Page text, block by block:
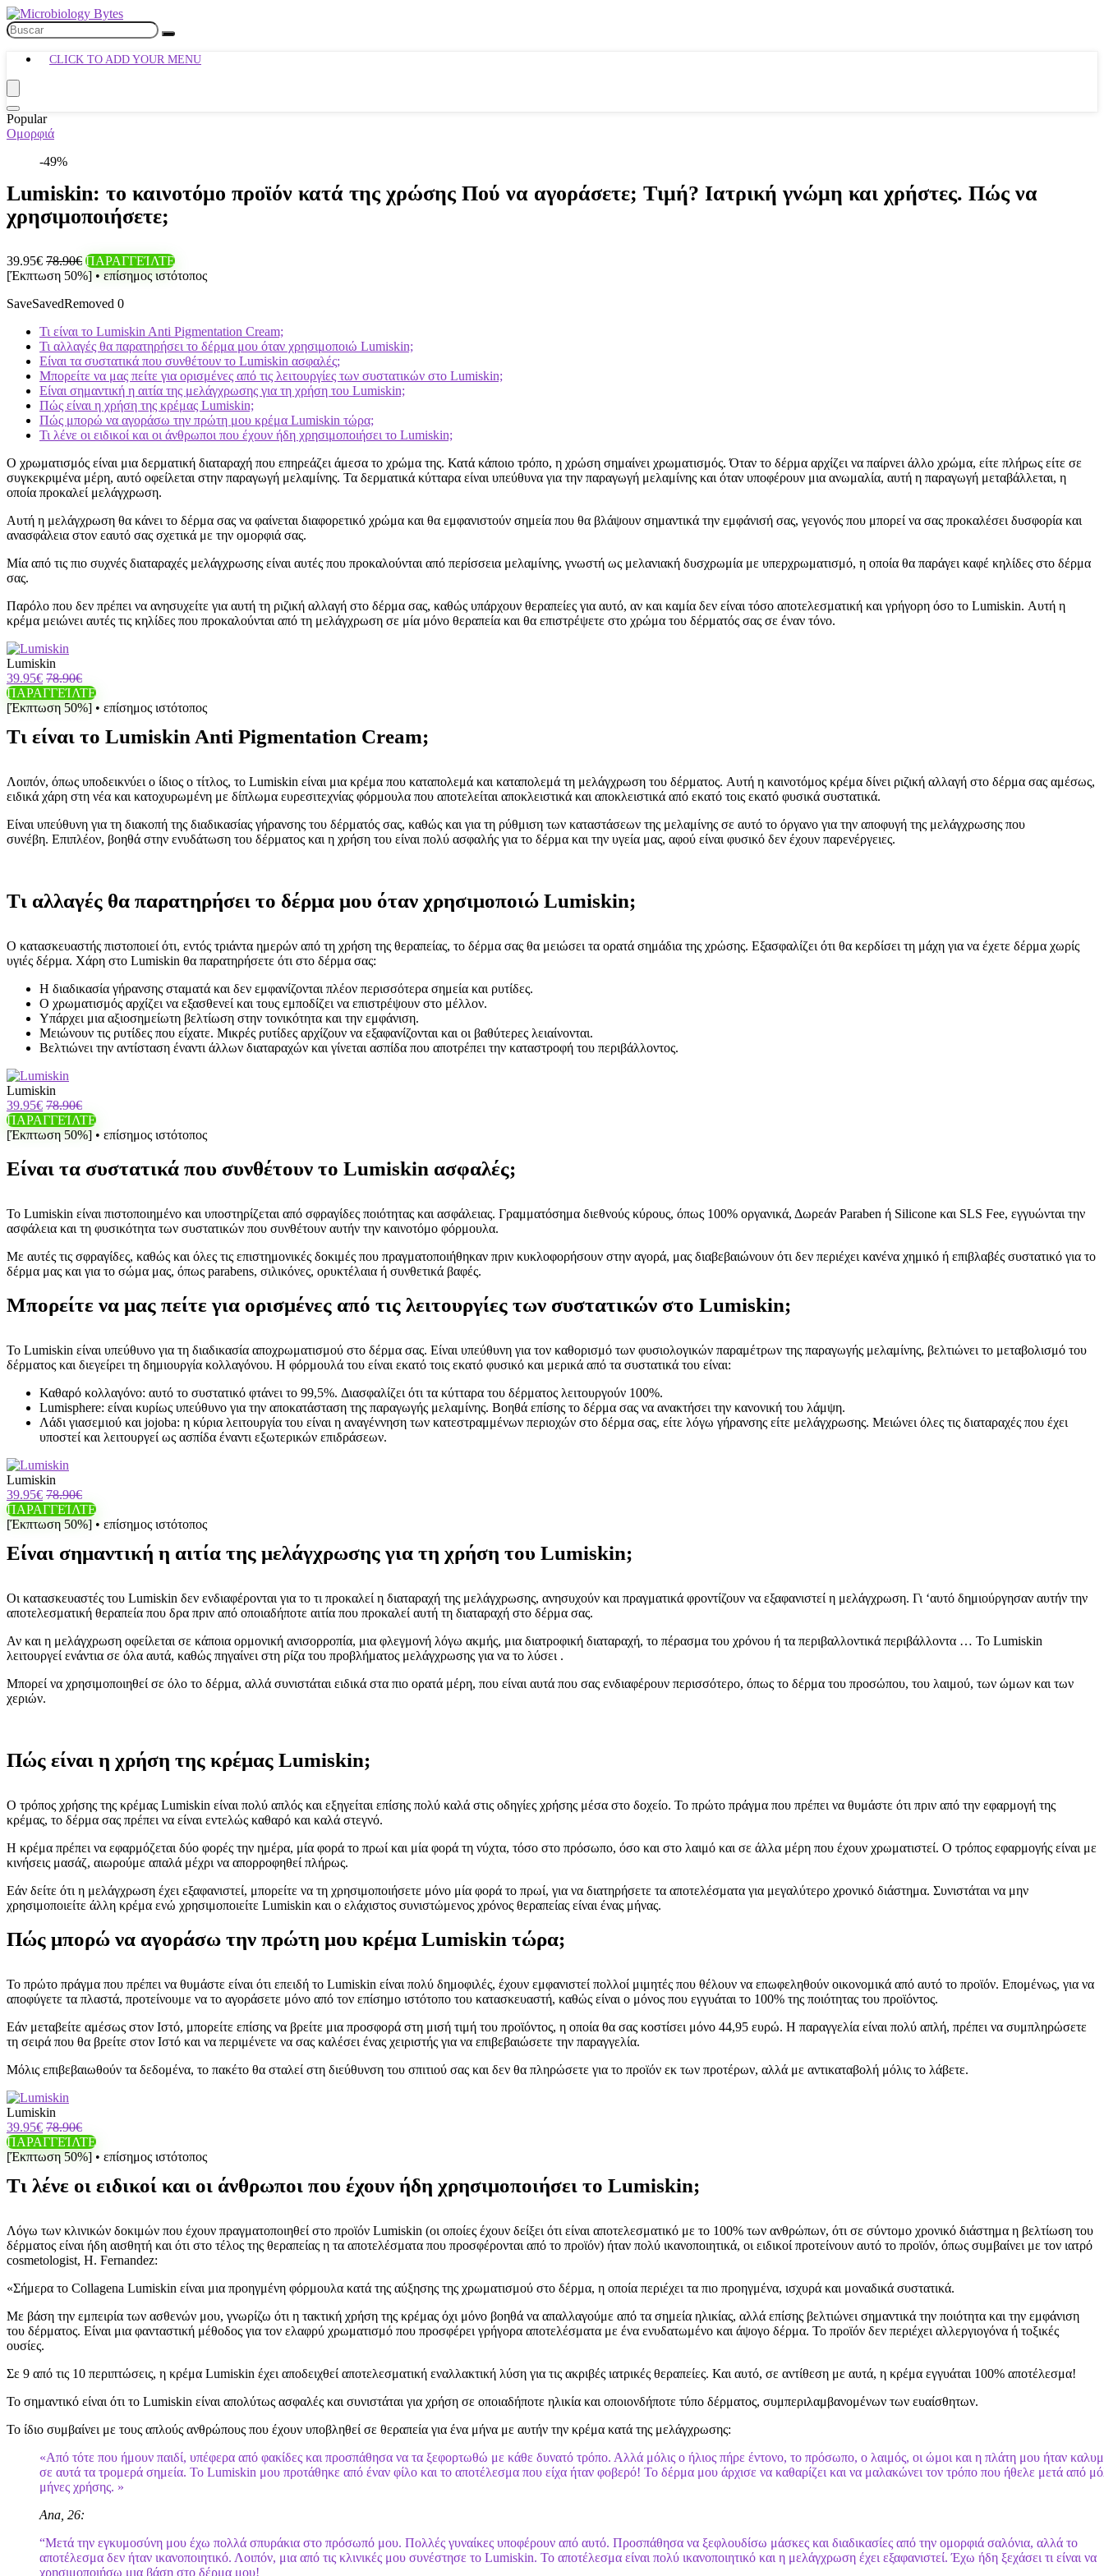
CLICK TO ADD YOUR MENU
Popular
Ομορφιά
-49%
Lumiskin: το καινοτόμο προϊόν κατά της χρώσης Πού να αγοράσετε; Τιμή? Ιατρική γνώμη και χρήστες. Πώς να
χρησιμοποιήσετε;
39.95€ 78.90€ ΠΑΡΑΓΓΕΊΛΤΕ
[Έκπτωση 50%] • επίσημος ιστότοπος
SaveSavedRemoved 0
Τι είναι το Lumiskin Anti Pigmentation Cream;
Τι αλλαγές θα παρατηρήσει το δέρμα μου όταν χρησιμοποιώ Lumiskin;
Είναι τα συστατικά που συνθέτουν το Lumiskin ασφαλές;
Μπορείτε να μας πείτε για ορισμένες από τις λειτουργίες των συστατικών στο Lumiskin;
Είναι σημαντική η αιτία της μελάγχρωσης για τη χρήση του Lumiskin;
Πώς είναι η χρήση της κρέμας Lumiskin;
Πώς μπορώ να αγοράσω την πρώτη μου κρέμα Lumiskin τώρα;
Τι λένε οι ειδικοί και οι άνθρωποι που έχουν ήδη χρησιμοποιήσει το Lumiskin;
Ο χρωματισμός είναι μια δερματική διαταραχή που επηρεάζει άμεσα το χρώμα της. Κατά κάποιο τρόπο, η χρώση σημαίνει χρωματισμός. Όταν το δέρμα αρχίζει να παίρνει άλλο χρώμα, είτε πλήρως είτε σε
συγκεκριμένα μέρη, αυτό οφείλεται στην παραγωγή μελαμίνης. Τα δερματικά κύτταρα είναι υπεύθυνα για την παραγωγή μελαμίνης και όταν υποφέρουν μια ανωμαλία, αυτή η παραγωγή μεταβάλλεται, η
οποία προκαλεί μελάγχρωση.
Αυτή η μελάγχρωση θα κάνει το δέρμα σας να φαίνεται διαφορετικό χρώμα και θα εμφανιστούν σημεία που θα βλάψουν σημαντικά την εμφάνισή σας, γεγονός που μπορεί να σας προκαλέσει δυσφορία και
ανασφάλεια στον εαυτό σας σχετικά με την ομορφιά σας.
Μία από τις πιο συχνές διαταραχές μελάγχρωσης είναι αυτές που προκαλούνται από περίσσεια μελαμίνης, γνωστή ως μελανιακή δυσχρωμία με υπερχρωματισμό, η οποία θα παράγει καφέ κηλίδες στο δέρμα
σας.
Παρόλο που δεν πρέπει να ανησυχείτε για αυτή τη ριζική αλλαγή στο δέρμα σας, καθώς υπάρχουν θεραπείες για αυτό, αν και καμία δεν είναι τόσο αποτελεσματική και γρήγορη όσο το Lumiskin. Αυτή η
κρέμα μειώνει αυτές τις κηλίδες που προκαλούνται από τη μελάγχρωση σε μία μόνο θεραπεία και θα επιστρέψετε στο χρώμα του δέρματός σας σε έναν τόνο.
Lumiskin
39.95€ 78.90€
ΠΑΡΑΓΓΕΊΛΤΕ
[Έκπτωση 50%] • επίσημος ιστότοπος
Τι είναι το Lumiskin Anti Pigmentation Cream;
Λοιπόν, όπως υποδεικνύει ο ίδιος ο τίτλος, το Lumiskin είναι μια κρέμα που καταπολεμά και καταπολεμά τη μελάγχρωση του δέρματος. Αυτή η καινοτόμος κρέμα δίνει ριζική αλλαγή στο δέρμα σας αμέσως,
ειδικά χάρη στη νέα και κατοχυρωμένη με δίπλωμα ευρεσιτεχνίας φόρμουλα που αποτελείται αποκλειστικά και αποκλειστικά από εκατό τοις εκατό φυσικά συστατικά.
Είναι υπεύθυνη για τη διακοπή της διαδικασίας γήρανσης του δέρματός σας, καθώς και για τη ρύθμιση των καταστάσεων της μελαμίνης σε αυτό το όργανο για την αποφυγή της μελάγχρωσης που
συνέβη. Επιπλέον, βοηθά στην ενυδάτωση του δέρματος και η χρήση του είναι πολύ ασφαλής για το δέρμα και την υγεία μας, αφού είναι φυσικό δεν έχουν παρενέργειες.
Τι αλλαγές θα παρατηρήσει το δέρμα μου όταν χρησιμοποιώ Lumiskin;
Ο κατασκευαστής πιστοποιεί ότι, εντός τριάντα ημερών από τη χρήση της θεραπείας, το δέρμα σας θα μειώσει τα ορατά σημάδια της χρώσης. Εξασφαλίζει ότι θα κερδίσει τη μάχη για να έχετε δέρμα χωρίς
υγιές δέρμα. Χάρη στο Lumiskin θα παρατηρήσετε ότι στο δέρμα σας:
Η διαδικασία γήρανσης σταματά και δεν εμφανίζονται πλέον περισσότερα σημεία και ρυτίδες.
Ο χρωματισμός αρχίζει να εξασθενεί και τους εμποδίζει να επιστρέψουν στο μέλλον.
Υπάρχει μια αξιοσημείωτη βελτίωση στην τονικότητα και την εμφάνιση.
Μειώνουν τις ρυτίδες που είχατε. Μικρές ρυτίδες αρχίζουν να εξαφανίζονται και οι βαθύτερες λειαίνονται.
Βελτιώνει την αντίσταση έναντι άλλων διαταραχών και γίνεται ασπίδα που αποτρέπει την καταστροφή του περιβάλλοντος.
Lumiskin
39.95€ 78.90€
ΠΑΡΑΓΓΕΊΛΤΕ
[Έκπτωση 50%] • επίσημος ιστότοπος
Είναι τα συστατικά που συνθέτουν το Lumiskin ασφαλές;
Το Lumiskin είναι πιστοποιημένο και υποστηρίζεται από σφραγίδες ποιότητας και ασφάλειας. Γραμματόσημα διεθνούς κύρους, όπως 100% οργανικά, Δωρεάν Paraben ή Silicone και SLS Fee, εγγυώνται την
ασφάλεια και τη φυσικότητα των συστατικών που συνθέτουν αυτήν την καινοτόμο φόρμουλα.
Με αυτές τις σφραγίδες, καθώς και όλες τις επιστημονικές δοκιμές που πραγματοποιήθηκαν πριν κυκλοφορήσουν στην αγορά, μας διαβεβαιώνουν ότι δεν περιέχει κανένα χημικό ή επιβλαβές συστατικό για το
δέρμα μας και για το σώμα μας, όπως parabens, σιλικόνες, ορυκτέλαια ή συνθετικά βαφές.
Μπορείτε να μας πείτε για ορισμένες από τις λειτουργίες των συστατικών στο Lumiskin;
Το Lumiskin είναι υπεύθυνο για τη διαδικασία αποχρωματισμού στο δέρμα σας. Είναι υπεύθυνη για τον καθορισμό των φυσιολογικών παραμέτρων της παραγωγής μελαμίνης, βελτιώνει το μεταβολισμό του
δέρματος και διεγείρει τη δημιουργία κολλαγόνου. Η φόρμουλά του είναι εκατό τοις εκατό φυσικό και μερικά από τα συστατικά του είναι:
Καθαρό κολλαγόνο: αυτό το συστατικό φτάνει το 99,5%. Διασφαλίζει ότι τα κύτταρα του δέρματος λειτουργούν 100%.
Lumisphere: είναι κυρίως υπεύθυνο για την αποκατάσταση της παραγωγής μελαμίνης. Βοηθά επίσης το δέρμα σας να ανακτήσει την κανονική του λάμψη.
Λάδι γιασεμιού και jojoba: η κύρια λειτουργία του είναι η αναγέννηση των κατεστραμμένων περιοχών στο δέρμα σας, είτε λόγω γήρανσης είτε μελάγχρωσης. Μειώνει όλες τις διαταραχές που έχει
υποστεί και λειτουργεί ως ασπίδα έναντι εξωτερικών επιδράσεων.
Lumiskin
39.95€ 78.90€
ΠΑΡΑΓΓΕΊΛΤΕ
[Έκπτωση 50%] • επίσημος ιστότοπος
Είναι σημαντική η αιτία της μελάγχρωσης για τη χρήση του Lumiskin;
Οι κατασκευαστές του Lumiskin δεν ενδιαφέρονται για το τι προκαλεί η διαταραχή της μελάγχρωσης, ανησυχούν και πραγματικά φροντίζουν να εξαφανιστεί η μελάγχρωση. Γι ‘αυτό δημιούργησαν αυτήν την
αποτελεσματική θεραπεία που δρα πριν από οποιαδήποτε αιτία που προκαλεί αυτή τη διαταραχή στο δέρμα σας.
Αν και η μελάγχρωση οφείλεται σε κάποια ορμονική ανισορροπία, μια φλεγμονή λόγω ακμής, μια διατροφική διαταραχή, το πέρασμα του χρόνου ή τα περιβαλλοντικά περιβάλλοντα … Το Lumiskin
λειτουργεί ενάντια σε όλα αυτά, καθώς πηγαίνει στη ρίζα του προβλήματος μελάγχρωσης για να το λύσει .
Μπορεί να χρησιμοποιηθεί σε όλο το δέρμα, αλλά συνιστάται ειδικά στα πιο ορατά μέρη, που είναι αυτά που σας ενδιαφέρουν περισσότερο, όπως το δέρμα του προσώπου, του λαιμού, των ώμων και των
χεριών.
Πώς είναι η χρήση της κρέμας Lumiskin;
Ο τρόπος χρήσης της κρέμας Lumiskin είναι πολύ απλός και εξηγείται επίσης πολύ καλά στις οδηγίες χρήσης μέσα στο δοχείο. Το πρώτο πράγμα που πρέπει να θυμάστε ότι πριν από την εφαρμογή της
κρέμας, το δέρμα σας πρέπει να είναι εντελώς καθαρό και καλά στεγνό.
Η κρέμα πρέπει να εφαρμόζεται δύο φορές την ημέρα, μία φορά το πρωί και μία φορά τη νύχτα, τόσο στο πρόσωπο, όσο και στο λαιμό και σε άλλα μέρη που έχουν χρωματιστεί. Ο τρόπος εφαρμογής είναι με
κινήσεις μασάζ, αιωρούμε απαλά μέχρι να απορροφηθεί πλήρως.
Εάν δείτε ότι η μελάγχρωση έχει εξαφανιστεί, μπορείτε να τη χρησιμοποιήσετε μόνο μία φορά το πρωί, για να διατηρήσετε τα αποτελέσματα για μεγαλύτερο χρονικό διάστημα. Συνιστάται να μην
χρησιμοποιείτε άλλη κρέμα ενώ χρησιμοποιείτε Lumiskin και ο ελάχιστος συνιστώμενος χρόνος θεραπείας είναι ένας μήνας.
Πώς μπορώ να αγοράσω την πρώτη μου κρέμα Lumiskin τώρα;
Το πρώτο πράγμα που πρέπει να θυμάστε είναι ότι επειδή το Lumiskin είναι πολύ δημοφιλές, έχουν εμφανιστεί πολλοί μιμητές που θέλουν να επωφεληθούν οικονομικά από αυτό το προϊόν. Επομένως, για να
αποφύγετε τα πλαστά, προτείνουμε να το αγοράσετε μόνο από τον επίσημο ιστότοπο του κατασκευαστή, καθώς είναι ο μόνος που εγγυάται το 100% της ποιότητας του προϊόντος.
Εάν μεταβείτε αμέσως στον Ιστό, μπορείτε επίσης να βρείτε μια προσφορά στη μισή τιμή του προϊόντος, η οποία θα σας κοστίσει μόνο 44,95 ευρώ. Η παραγγελία είναι πολύ απλή, πρέπει να συμπληρώσετε
τη σειρά που θα βρείτε στον Ιστό και να περιμένετε να σας καλέσει ένας χειριστής για να επιβεβαιώσετε την παραγγελία.
Μόλις επιβεβαιωθούν τα δεδομένα, το πακέτο θα σταλεί στη διεύθυνση του σπιτιού σας και δεν θα πληρώσετε για το προϊόν εκ των προτέρων, αλλά με αντικαταβολή μόλις το λάβετε.
Lumiskin
39.95€ 78.90€
ΠΑΡΑΓΓΕΊΛΤΕ
[Έκπτωση 50%] • επίσημος ιστότοπος
Τι λένε οι ειδικοί και οι άνθρωποι που έχουν ήδη χρησιμοποιήσει το Lumiskin;
Λόγω των κλινικών δοκιμών που έχουν πραγματοποιηθεί στο προϊόν Lumiskin (οι οποίες έχουν δείξει ότι είναι αποτελεσματικό με το 100% των ανθρώπων, ότι σε σύντομο χρονικό διάστημα η βελτίωση του
δέρματος είναι ήδη αισθητή και ότι στο τέλος της θεραπείας η τα αποτελέσματα που προσφέρονται από το προϊόν) ήταν πολύ ικανοποιητικά, οι ειδικοί προτείνουν αυτό το προϊόν, όπως συμβαίνει με τον ιατρό
cosmetologist, H. Fernandez:
«Σήμερα το Collagena Lumiskin είναι μια προηγμένη φόρμουλα κατά της αύξησης της χρωματισμού στο δέρμα, η οποία περιέχει τα πιο προηγμένα, ισχυρά και μοναδικά συστατικά.
Με βάση την εμπειρία των ασθενών μου, γνωρίζω ότι η τακτική χρήση της κρέμας όχι μόνο βοηθά να απαλλαγούμε από τα σημεία ηλικίας, αλλά επίσης βελτιώνει σημαντικά την ποιότητα και την εμφάνιση
του δέρματος. Είναι μια φανταστική μέθοδος για τον ελαφρύ χρωματισμό που προσφέρει γρήγορα αποτελέσματα με ένα ενυδατωμένο και άψογο δέρμα. Το προϊόν δεν περιέχει αλλεργιογόνα ή τοξικές
ουσίες.
Σε 9 από τις 10 περιπτώσεις, η κρέμα Lumiskin έχει αποδειχθεί αποτελεσματική εναλλακτική λύση για τις ακριβές ιατρικές θεραπείες. Και αυτό, σε αντίθεση με αυτά, η κρέμα εγγυάται 100% αποτέλεσμα!
Το σημαντικό είναι ότι το Lumiskin είναι απολύτως ασφαλές και συνιστάται για χρήση σε οποιαδήποτε ηλικία και οποιονδήποτε τύπο δέρματος, συμπεριλαμβανομένων των ευαίσθητων.
Το ίδιο συμβαίνει με τους απλούς ανθρώπους που έχουν υποβληθεί σε θεραπεία για ένα μήνα με αυτήν την κρέμα κατά της μελάγχρωσης:
«Από τότε που ήμουν παιδί, υπέφερα από φακίδες και προσπάθησα να τα ξεφορτωθώ με κάθε δυνατό τρόπο. Αλλά μόλις ο ήλιος πήρε έντονο, το πρόσωπο, ο λαιμός, οι ώμοι και η πλάτη μου ήταν
σε αυτά τα τρομερά σημεία. Το Lumiskin μου προτάθηκε από έναν φίλο και το αποτέλεσμα που είχα ήταν φοβερό! Το δέρμα μου άρχισε να καθαρίζει και να μαλακώνει τον τρόπο που ήθελε μετά από
μήνες χρήσης. »
Ana, 26:
“Μετά την εγκυμοσύνη μου έχω πολλά σπυράκια στο πρόσωπό μου. Πολλές γυναίκες υποφέρουν από αυτό. Προσπάθησα να ξεφλουδίσω μάσκες και διαδικασίες από την ομορφιά σαλόνια, αλλά το
αποτέλεσμα δεν ήταν ικανοποιητικό. Λοιπόν, μια από τις κλινικές μου συνέστησε το Lumiskin. Το αποτέλεσμα είναι πολύ ικανοποιητικό και η μελάγχρωση έχει εξαφανιστεί. Έχω ήδη ξεχάσει τι είναι να
χρησιμοποιήσω μια βάση στο δέρμα μου!